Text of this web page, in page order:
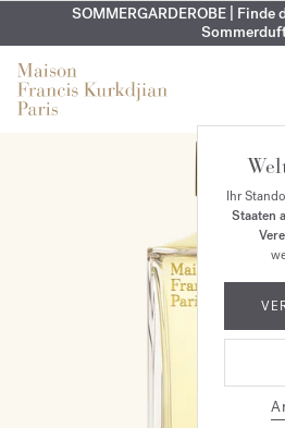
EXKLUSIV | Erhalten Sie OUD velvet
KOSTENLOSE GRAVUR | Auf alle
9. August
SOMMERGARDEROBE |
Ihr
Staaten